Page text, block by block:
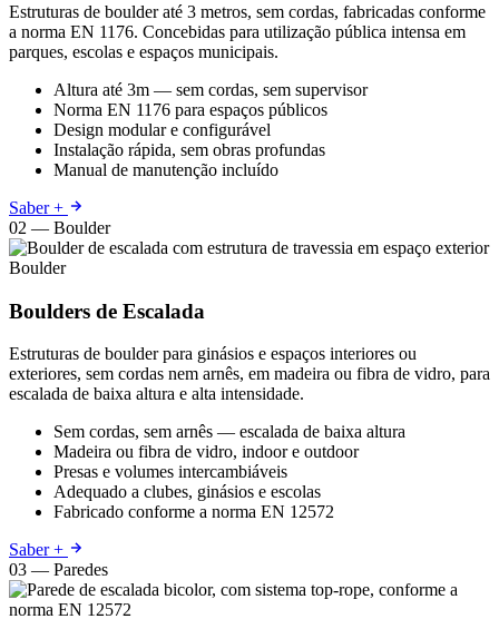
Estruturas de boulder até 3 metros, sem cordas, fabricadas conforme
a norma EN 1176. Concebidas para utilização pública intensa em
parques, escolas e espaços municipais.
Altura até 3m — sem cordas, sem supervisor
Norma EN 1176 para espaços públicos
Design modular e configurável
Instalação rápida, sem obras profundas
Manual de manutenção incluído
Saber +
02 — Boulder
Boulder
Boulders de Escalada
Estruturas de boulder para ginásios e espaços interiores ou
exteriores, sem cordas nem arnês, em madeira ou fibra de vidro, para
escalada de baixa altura e alta intensidade.
Sem cordas, sem arnês — escalada de baixa altura
Madeira ou fibra de vidro, indoor e outdoor
Presas e volumes intercambiáveis
Adequado a clubes, ginásios e escolas
Fabricado conforme a norma EN 12572
Saber +
03 — Paredes